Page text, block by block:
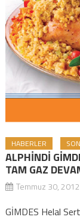
HABERLER
ALPHİNDİ
TAM GAZ
Temmuz 30, 2012
GİMDES Helal